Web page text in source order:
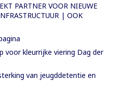
PARTNER VOOR NIEUWE
| OOK
voor kleurrijke viering Dag der
van jeugddetentie en